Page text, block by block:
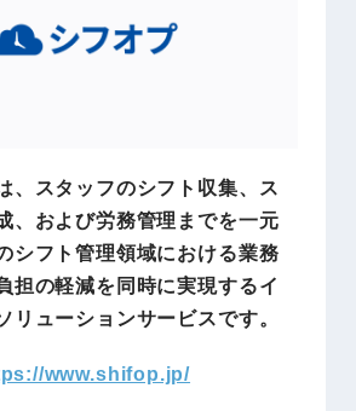
、スタッフのシフト収集、ス
、および労務管理までを一元
シフト管理領域における業務
担の軽減を同時に実現するイ
リューションサービスです。
www.shifop.jp/